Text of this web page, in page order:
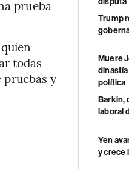
prueba
todas
pruebas y
Trump
Muere
dinastía
política
Barkin,
laboral
Yen
y crece